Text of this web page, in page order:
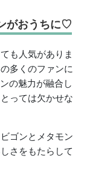
がおうちに♡
も人気がありま
多くのファンに
の魅力が融合し
っては欠かせな
ゴンとメタモン
さをもたらして